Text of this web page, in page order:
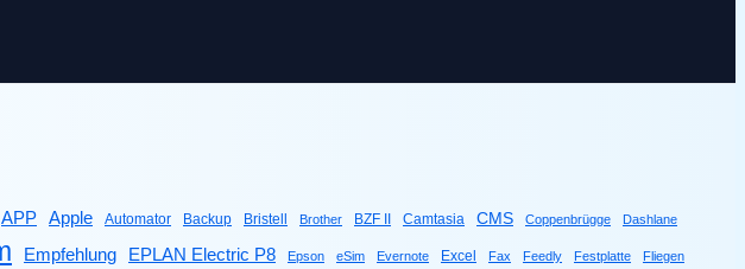
APP Apple Automator Backup Bristell Brother BZF II Camtasia CMS Coppenbrügge Dashlane
Empfehlung EPLAN Electric P8 Epson eSim Evernote Excel Fax Feedly Festplatte Fliegen